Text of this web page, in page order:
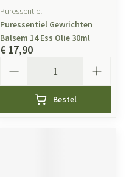
Puressentiel
Puressentiel Gewrichten
Balsem 14 Ess Olie 30ml
€ 17,90
Bestel